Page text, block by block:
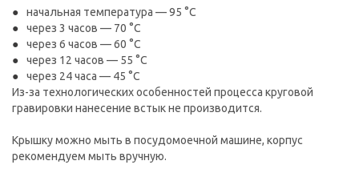
начальная температура — 95 °С
через 3 часов — 70 °С
через 6 часов — 60 °С
через 12 часов — 55 °С
через 24 часа — 45 °С
Из-за технологических особенностей процесса круговой
гравировки нанесение встык не производится.
Крышку можно мыть в посудомоечной машине, корпус
рекомендуем мыть вручную.